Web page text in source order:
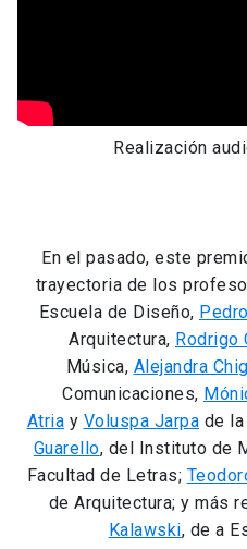
Realización
En el pasado, este
trayectoria de los
Escuela de Diseño,
Arquitectura, Rodrigo
Música, Alejandra
Comunicaciones,
Atria y Voluspa Jarpa de
Guarello, del Instituto de
Facultad de Letras;
de Arquitectura; y más
Kalawski, de a